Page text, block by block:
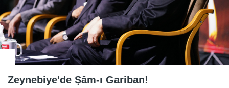
Zeynebiye'de Şâm-ı Gariban!